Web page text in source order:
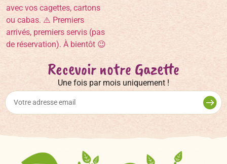
Recevoir notre Gazette
Une fois par mois uniquement !